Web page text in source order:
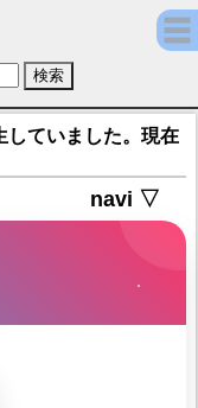
夏)【ERGOSUM
していました。現在
navi ▽